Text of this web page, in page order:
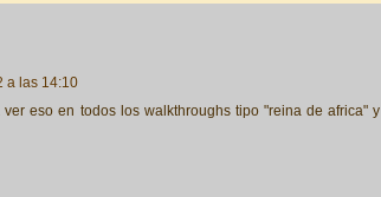
a las 14:10
ver eso en todos los walkthroughs tipo "reina de africa" y